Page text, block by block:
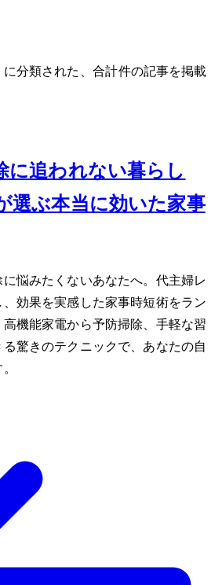
分類された、合計 1 件の記事を掲載
に追われない暮らし
選ぶ本当に効いた家事
悩みたくないあなたへ。40代主婦レ
効果を実感した家事時短術をラン
機能家電から予防掃除、手軽な習
驚きのテクニックで、あなたの自